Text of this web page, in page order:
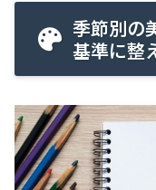
季節別の
基準に整